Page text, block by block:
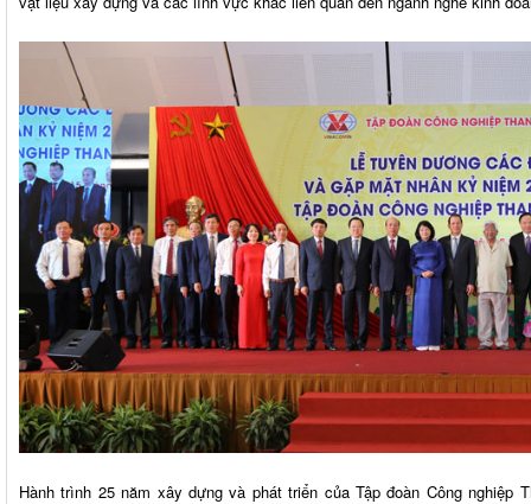
Hành trình 25 năm xây dựng và phát triển của Tập đoàn Công nghiệp